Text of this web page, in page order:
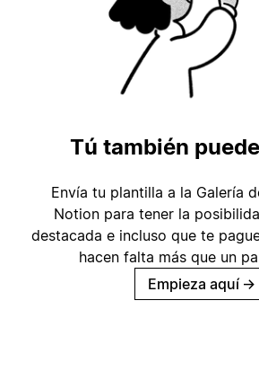
Tú también
Envía tu plantilla a la Galería
Notion para tener la
destacada e incluso que te
hacen falta más que un
Empieza aquí →